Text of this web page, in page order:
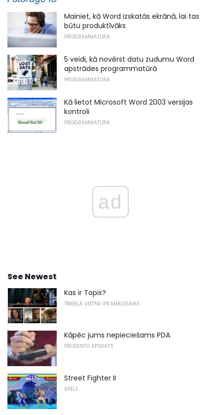
Mainiet, kā Word izskatās ekrānā, lai tas
būtu produktīvāks
PROGRAMMATŪRA
5 veidi, kā novērst datu zudumu Word
apstrādes programmatūrā
PROGRAMMATŪRA
Kā lietot Microsoft Word 2003 versijas
kontroli
PROGRAMMATŪRA
ad
See Newest
Kas ir Topix?
TĪMEKĻA VIETNE UN MEKLĒŠANA
Kāpēc jums nepieciešams PDA
PRODUKTU APSKATS
Street Fighter II
SPĒLE